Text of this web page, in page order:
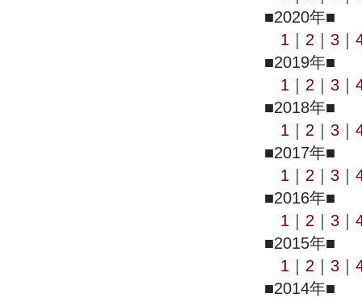
■2020年■
1
2 3
■2019年■
1
2 3
■2018年■
1
2 3
■2017年■
1
2 3
■2016年■
1
2 3
■2015年■
1
2 3
■2014年■